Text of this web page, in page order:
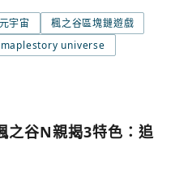
宇宙
楓之谷區塊鏈遊戲
maplestory universe
之谷N親揭3特色：追